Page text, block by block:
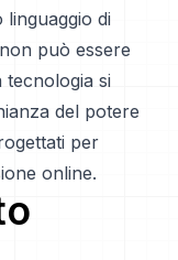
di
può essere
si
del potere
per
online.